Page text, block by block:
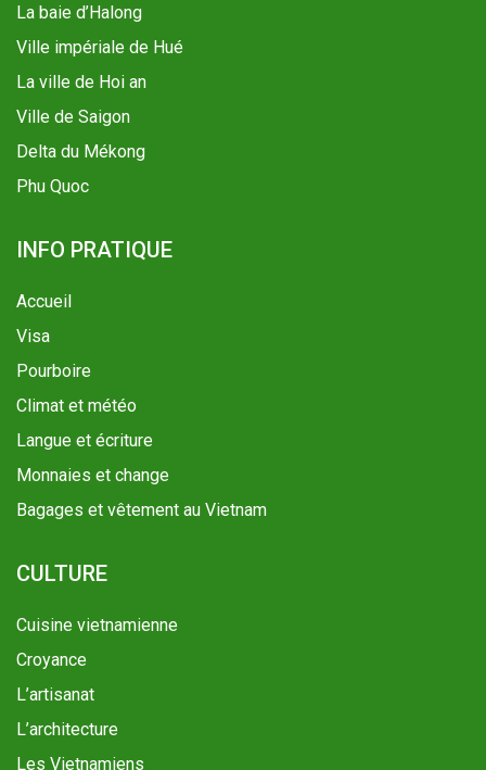
La baie d’Halong
Ville impériale de Hué
La ville de Hoi an
Ville de Saigon
Delta du Mékong
Phu Quoc
INFO PRATIQUE
Accueil
Visa
Pourboire
Climat et météo
Langue et écriture
Monnaies et change
Bagages et vêtement au Vietnam
CULTURE
Cuisine vietnamienne
Croyance
L’artisanat
L’architecture
Les Vietnamiens